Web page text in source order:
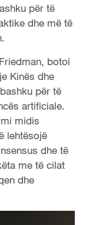
për të
dhe më të
botoi
Kinës dhe
për të
artificiale.
midis
lehtësojë
dhe të
me të cilat
dhe